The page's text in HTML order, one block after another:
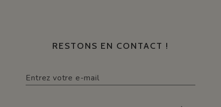
RESTONS EN CONTACT !